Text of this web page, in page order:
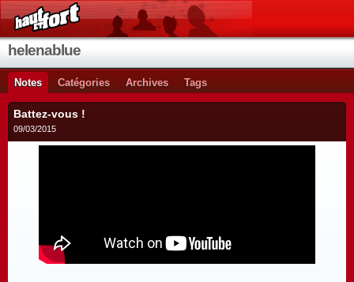
helenablue
Notes Catégories Archives Tags
Battez-vous !
09/03/2015